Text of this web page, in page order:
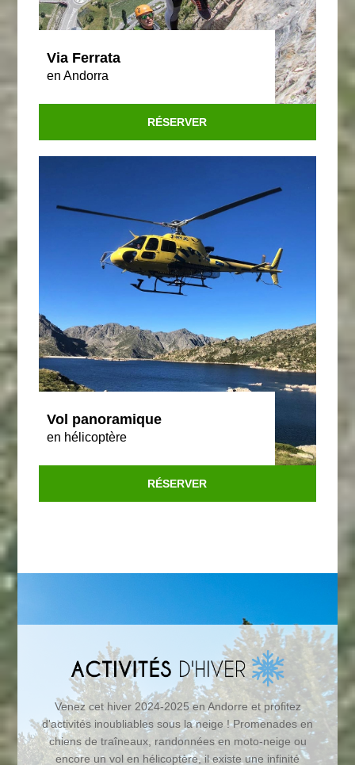
Via Ferrata
en Andorra
RÉSERVER
Vol panoramique
en hélicoptère
RÉSERVER
Venez cet hiver 2024-2025 en Andorre et profitez
d'activités inoubliables sous la neige ! Promenades en
chiens de traîneaux, randonnées en moto-neige ou
encore un vol en hélicoptère, il existe une infinité